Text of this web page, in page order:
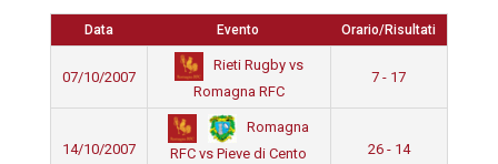
Data Evento Orario/Risultati
07/10/2007
Rieti Rugby vs
Romagna RFC
7 - 17
14/10/2007
Romagna
RFC vs Pieve di Cento
26 - 14